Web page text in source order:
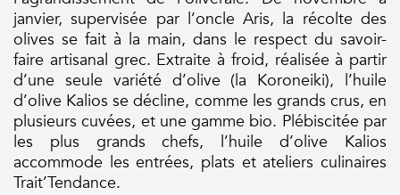
janvier, supervisée par l’oncle Aris, la récolte des
olives se fait à la main, dans le respect du savoir-
faire artisanal grec. Extraite à froid, réalisée à partir
d’une seule variété d’olive (la Koroneiki), l’huile
d’olive Kalios se décline, comme les grands crus, en
plusieurs cuvées, et une gamme bio. Plébiscitée par
les plus grands chefs, l’huile d’olive Kalios
accommode les entrées, plats et ateliers culinaires
Trait’Tendance.